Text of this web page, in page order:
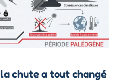
chute a tout changé